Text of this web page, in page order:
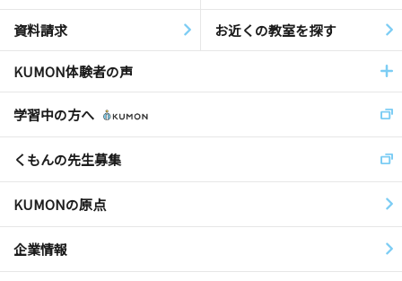
資料請求 お近くの教室を探す
KUMON体験者の声
学習中の方へ
くもんの先生募集
KUMONの原点
企業情報